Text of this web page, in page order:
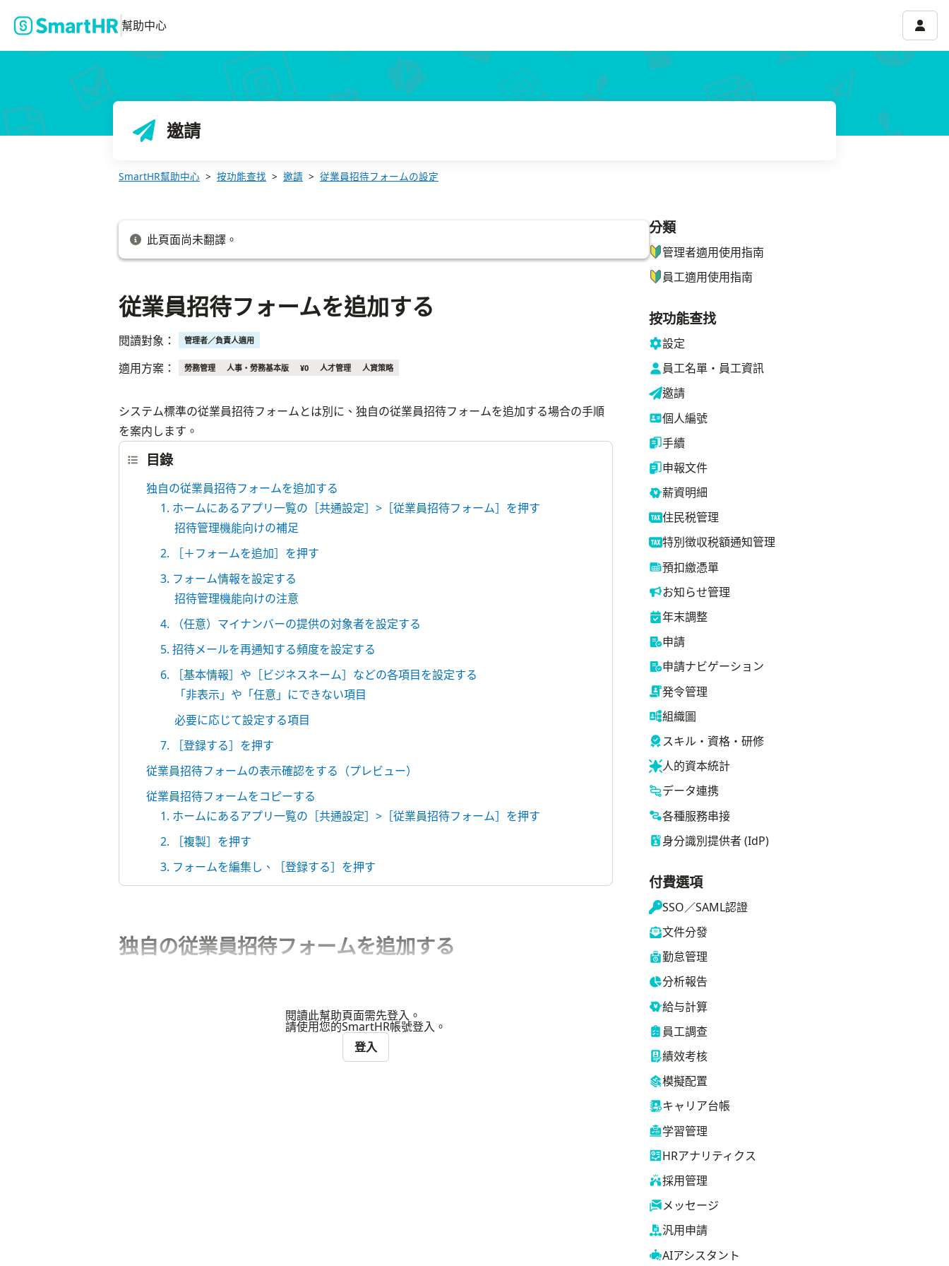
幫助中心 帳號
邀請
SmartHR幫助中心 按功能查找 邀請 従業員招待フォームの設定
此頁面尚未翻譯。
従業員招待フォームを追加する
閱讀對象： 管理者／負責人適用
適用方案： 勞務管理 人事・勞務基本版 ¥0 人才管理 人資策略
システム標準の従業員招待フォームとは別に、独自の従業員招待フォームを追加する場合の手順
を案内します。
目錄
独自の従業員招待フォームを追加する
1. ホームにあるアプリ一覧の［共通設定］>［従業員招待フォーム］を押す
招待管理機能向けの補足
2. ［＋フォームを追加］を押す
3. フォーム情報を設定する
招待管理機能向けの注意
4. （任意）マイナンバーの提供の対象者を設定する
5. 招待メールを再通知する頻度を設定する
6. ［基本情報］や［ビジネスネーム］などの各項目を設定する
「非表示」や「任意」にできない項目
必要に応じて設定する項目
7. ［登録する］を押す
従業員招待フォームの表示確認をする（プレビュー）
従業員招待フォームをコピーする
1. ホームにあるアプリ一覧の［共通設定］>［従業員招待フォーム］を押す
2. ［複製］を押す
3. フォームを編集し、［登録する］を押す
独自の従業員招待フォームを追加する
閱讀此幫助頁面需先登入。
請使用您的SmartHR帳號登入。
登入
ナビゲーションメニュー
分類
管理者適用使用指南
員工適用使用指南
按功能查找
設定
員工名單・員工資訊
邀請
個人編號
手續
申報文件
薪資明細
住民税管理
特別徴収税額通知管理
預扣繳憑單
お知らせ管理
年末調整
申請
申請ナビゲーション
発令管理
組織圖
スキル・資格・研修
人的資本統計
データ連携
各種服務串接
身分識別提供者 (IdP)
付費選項
SSO／SAML認證
文件分發
勤怠管理
分析報告
給与計算
員工調查
績效考核
模擬配置
キャリア台帳
学習管理
HRアナリティクス
採用管理
メッセージ
汎用申請
AIアシスタント